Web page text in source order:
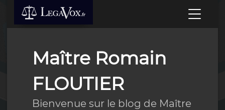
Maître Romain
FLOUTIER
Bienvenue sur le blog de Maître